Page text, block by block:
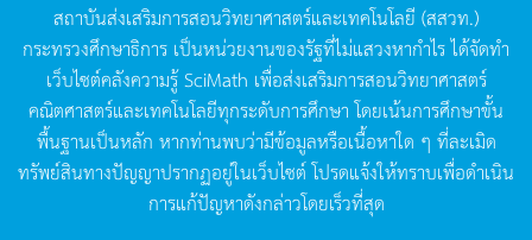
สถาบันส่งเสริมการสอนวิทยาศาสตร์และเทคโนโลยี (สสวท.)
กระทรวงศึกษาธิการ เป็นหน่วยงานของรัฐที่ไม่แสวงหากำไรได้จัดทำ
เว็บไซต์คลังความรู้SciMath เพื่อส่งเสริมการสอนวิทยาศาสตร์
คณิตศาสตร์และเทคโนโลยีทุกระดับการศึกษา โดยเน้นการศึกษาขั้น
พื้นฐานเป็นหลัก หากท่านพบว่ามีข้อมูลหรือเนื้อหาใด ๆ ที่ละเมิด
ทรัพย์สินทางปัญญาปรากฏอยู่ในเว็บไซต์โปรดแจ้งให้ทราบเพื่อดำเนิน
การแก้ปัญหาดังกล่าวโดยเร็วที่สุด